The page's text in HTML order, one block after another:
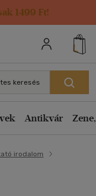
1499 Ft!
keresés
Antikvár
irodalom